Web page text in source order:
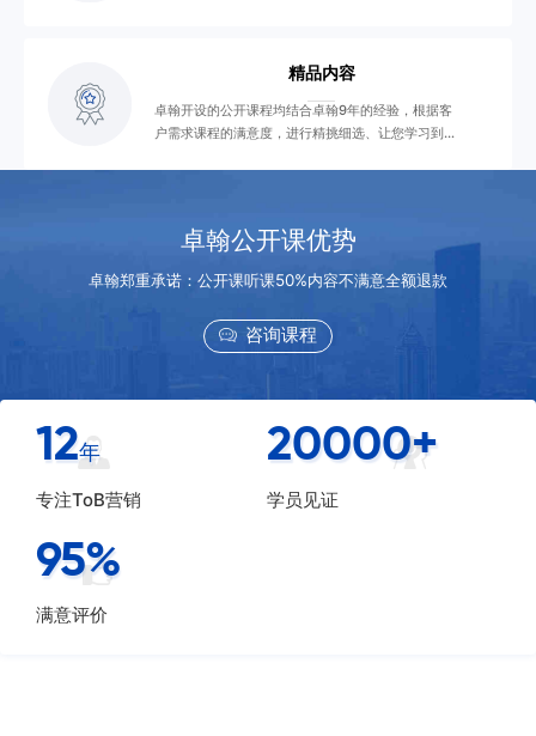
精品内容
卓翰开设的公开课程均结合卓翰9年的经验，根据客
户需求课程的满意度，进行精挑细选、让您学习到精
卓翰公开课优势
卓翰郑重承诺：公开课听课50%内容不满意全额退款
咨询课程
12年
专注ToB营销
20000+
学员见证
95%
满意评价